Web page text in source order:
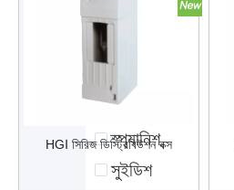
কোরিয়ান
মঙ্গোলিয়ান
স্প্যানিশ
সুইডিশ
HGⅠ সিরিজ ডিস্ট্রিবিউশন বক্স